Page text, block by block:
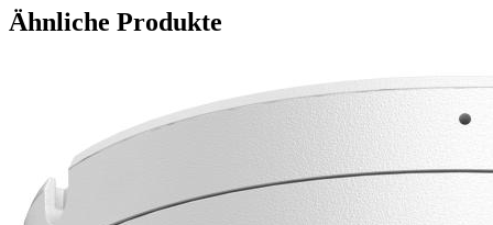
Ähnliche Produkte